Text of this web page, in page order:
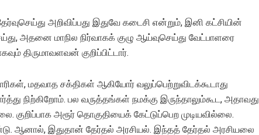
அறிவிப்பது இதுவே கடைசி என்றும், இனி கட்சியின்
அதனை மாநில நிர்வாகக் குழு ஆய்வுசெய்து வேட்பாளரை
திருமாவளவன் குறிப்பிட்டார்.
மதவாத சக்திகள் ஆகியோர் வலுப்பெற்றுவிடக்கூடாது
நிற்கிறோம். பல வருத்தங்கள் நமக்கு இருந்தாலும்கூட, அதாவது
குறிப்பாக அரூர் தொகுதியைக் கேட்டுப்பெற முடியவில்லை.
ஆனால், இதுதான் தேர்தல் அரசியல். இந்தத் தேர்தல் அரசியலை